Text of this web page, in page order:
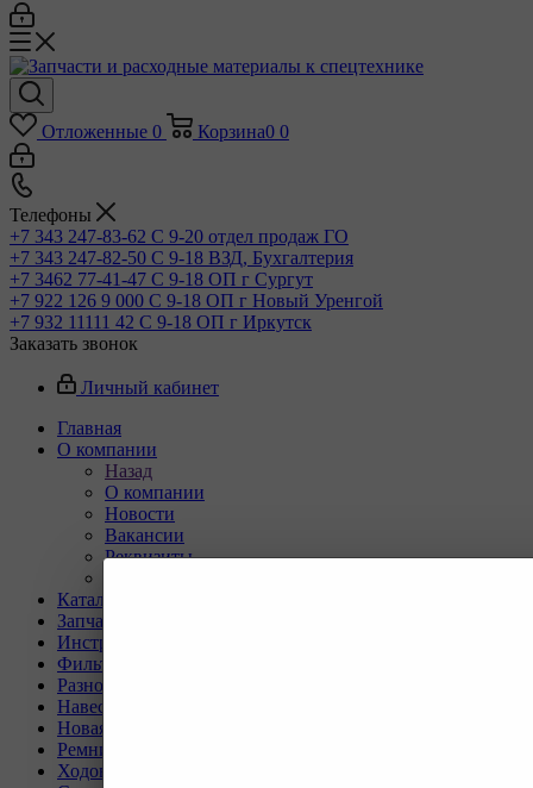
Отложенные 0 Корзина0 0
Телефоны
+7 343 247-83-62 С 9-20 отдел продаж ГО
+7 343 247-82-50 С 9-18 ВЗД, Бухгалтерия
+7 3462 77-41-47 С 9-18 ОП г Сургут
+7 922 126 9 000 С 9-18 ОП г Новый Уренгой
+7 932 11111 42 С 9-18 ОП г Иркутск
Заказать звонок
Личный кабинет
Главная
О компании
Назад
О компании
Новости
Вакансии
Реквизиты
Каталог
Запчасти для двигателей и сопутствующих систем
Инструмент и материалы для СТО
Фильтры для спецтехники
Разное
Навесное оборудование для экскаваторов
Новая спецтехника
Ремни для спецтехники
Ходовая часть для спецтехники